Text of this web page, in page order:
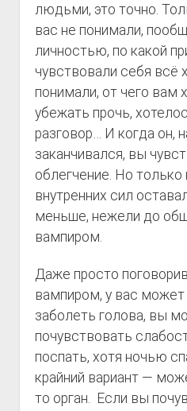
людьми, это точно.
вас не понимали,
личностью, по какой
чувствовали себя всё
понимали, от чего вам
убежать прочь,
разговор… И когда он,
заканчивался, вы
облегчение. Но только
внутренних сил
меньше, нежели до
вампиром.
Даже просто
вампиром, у вас может
заболеть голова, вы
почувствовать
поспать, хотя ночью
крайний вариант —
то орган. Если вы